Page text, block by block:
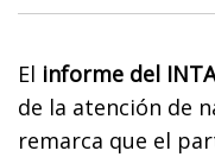
El informe del INTA
de la atención de
remarca que el